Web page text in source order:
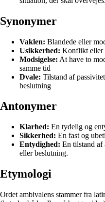
Synonymer
Vaklen: Blandede eller
Usikkerhed: Konflikt eller
Modsigelse: At have to
samme tid
Dvale: Tilstand af
beslutning
Antonymer
Klarhed: En tydelig og
Sikkerhed: En fast og
Entydighed: En tilstand af
eller beslutning.
Etymologi
Ordet ambivalens stammer fra